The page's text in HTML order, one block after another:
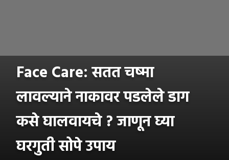
Face Care: सतत चष्मा
लावल्याने नाकावर पडलेले डाग
कसे घालवायचे ? जाणून घ्या
घरगुती सोपे उपाय